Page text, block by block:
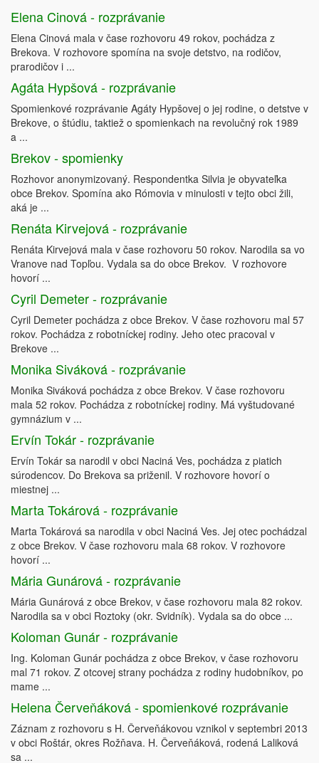
Elena Cinová - rozprávanie
Elena Cinová mala v čase rozhovoru 49 rokov, pochádza z
Brekova. V rozhovore spomína na svoje detstvo, na rodičov,
prarodičov i ...
Agáta Hypšová - rozprávanie
Spomienkové rozprávanie Agáty Hypšovej o jej rodine, o detstve v
Brekove, o štúdiu, taktiež o spomienkach na revolučný rok 1989
a ...
Brekov - spomienky
Rozhovor anonymizovaný. Respondentka Silvia je obyvateľka
obce Brekov. Spomína ako Rómovia v minulosti v tejto obci žili,
aká je ...
Renáta Kirvejová - rozprávanie
Renáta Kirvejová mala v čase rozhovoru 50 rokov. Narodila sa vo
Vranove nad Topľou. Vydala sa do obce Brekov. V rozhovore
hovorí ...
Cyril Demeter - rozprávanie
Cyril Demeter pochádza z obce Brekov. V čase rozhovoru mal 57
rokov. Pochádza z robotníckej rodiny. Jeho otec pracoval v
Brekove ...
Monika Siváková - rozprávanie
Monika Siváková pochádza z obce Brekov. V čase rozhovoru
mala 52 rokov. Pochádza z robotníckej rodiny. Má vyštudované
gymnázium v ...
Ervín Tokár - rozprávanie
Ervín Tokár sa narodil v obci Naciná Ves, pochádza z piatich
súrodencov. Do Brekova sa priženil. V rozhovore hovorí o
miestnej ...
Marta Tokárová - rozprávanie
Marta Tokárová sa narodila v obci Naciná Ves. Jej otec pochádzal
z obce Brekov. V čase rozhovoru mala 68 rokov. V rozhovore
hovorí ...
Mária Gunárová - rozprávanie
Mária Gunárová z obce Brekov, v čase rozhovoru mala 82 rokov.
Narodila sa v obci Roztoky (okr. Svidník). Vydala sa do obce ...
Koloman Gunár - rozprávanie
Ing. Koloman Gunár pochádza z obce Brekov, v čase rozhovoru
mal 71 rokov. Z otcovej strany pochádza z rodiny hudobníkov, po
mame ...
Helena Červeňáková - spomienkové rozprávanie
Záznam z rozhovoru s H. Červeňákovou vznikol v septembri 2013
v obci Roštár, okres Rožňava. H. Červeňáková, rodená Laliková
sa ...